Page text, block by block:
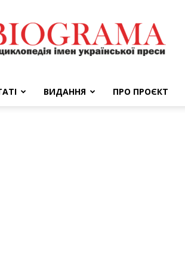
BIOGRAMA
ВИДАННЯ ПРО ПРОЄКТ